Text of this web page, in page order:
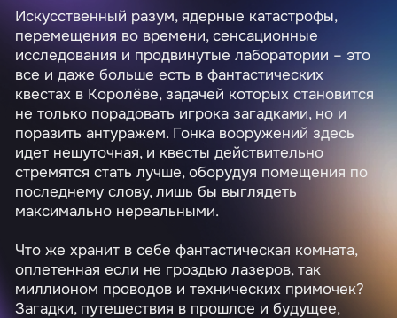
Искусственный разум, ядерные катастрофы,
перемещения во времени, сенсационные
исследования и продвинутые лаборатории – это
все и даже больше есть в фантастических
квестах в Королёве, задачей которых становится
не только порадовать игрока загадками, но и
поразить антуражем. Гонка вооружений здесь
идет нешуточная, и квесты действительно
стремятся стать лучше, оборудуя помещения по
последнему слову, лишь бы выглядеть
максимально нереальными.
Что же хранит в себе фантастическая комната,
оплетенная если не гроздью лазеров, так
миллионом проводов и технических примочек?
Загадки, путешествия в прошлое и будущее,